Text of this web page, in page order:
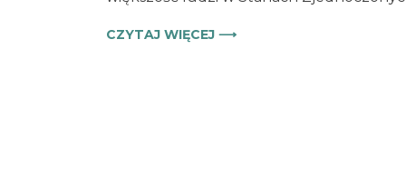
CZYTAJ WIĘCEJ ⟶